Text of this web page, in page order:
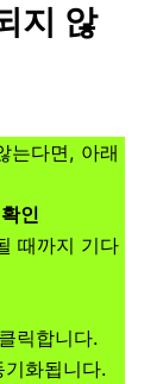
지 않
는다면, 아래
인
때까지 기다
릭합니다.
화됩니다.